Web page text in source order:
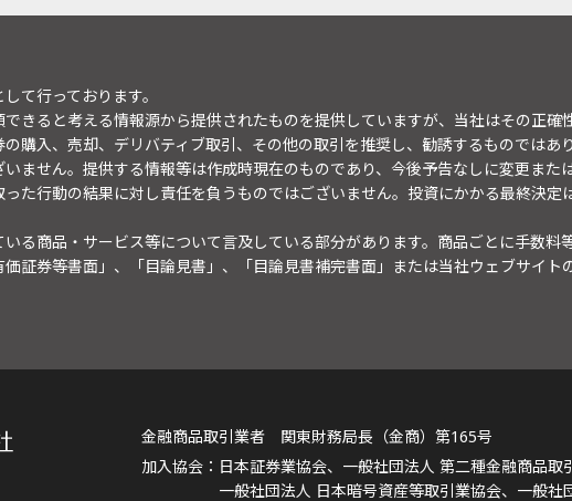
て行っております。
きると考える情報源から提供されたものを提供していますが、当社はその正
購入、売却、デリバティブ取引、その他の取引を推奨し、勧誘するものではあ
ません。提供する情報等は作成時現在のものであり、今後予告なしに変更また
た行動の結果に対し責任を負うものではございません。投資にかかる最終決
る商品・サービス等について言及している部分があります。商品ごとに手数料
価証券等書面」、「目論見書」、「目論見書補完書面」または当社ウェブサイト
金融商品取引業者 関東財務局長（金商）第165号
日本証券業協会、一般社団法人 第二種金融商品取
一般社団法人 日本暗号資産等取引業協会、一般社